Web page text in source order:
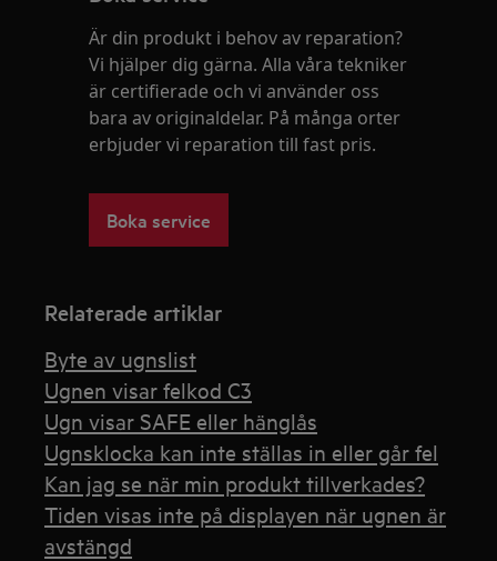
Är din produkt i behov av reparation?
Vi hjälper dig gärna. Alla våra tekniker
är certifierade och vi använder oss
bara av originaldelar. På många orter
erbjuder vi reparation till fast pris.
Boka service
Relaterade artiklar
Byte av ugnslist
Ugnen visar felkod C3
Ugn visar SAFE eller hänglås
Ugnsklocka kan inte ställas in eller går fel
Kan jag se när min produkt tillverkades?
Tiden visas inte på displayen när ugnen är
avstängd